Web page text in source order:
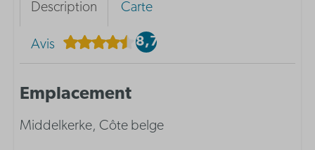
Description Carte
Avis 8,7
Emplacement
Middelkerke, Côte belge